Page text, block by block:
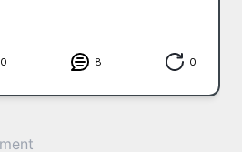
0 8 0